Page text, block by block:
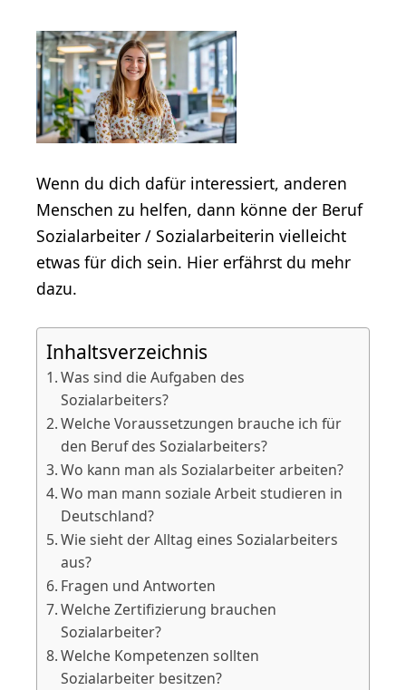
Wenn du dich dafür interessiert, anderen
Menschen zu helfen, dann könne der Beruf
Sozialarbeiter / Sozialarbeiterin vielleicht
etwas für dich sein. Hier erfährst du mehr
dazu.
Inhaltsverzeichnis
Was sind die Aufgaben des
Sozialarbeiters?
Welche Voraussetzungen brauche ich für
den Beruf des Sozialarbeiters?
Wo kann man als Sozialarbeiter arbeiten?
Wo man mann soziale Arbeit studieren in
Deutschland?
Wie sieht der Alltag eines Sozialarbeiters
aus?
Fragen und Antworten
Welche Zertifizierung brauchen
Sozialarbeiter?
Welche Kompetenzen sollten
Sozialarbeiter besitzen?